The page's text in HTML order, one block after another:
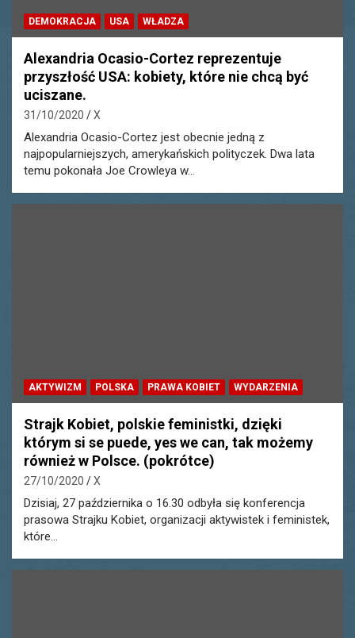
DEMOKRACJA USA WŁADZA
Alexandria Ocasio-Cortez reprezentuje
przyszłość USA: kobiety, które nie chcą być
uciszane.
31/10/2020 X
Alexandria Ocasio-Cortez jest obecnie jedną z
najpopularniejszych, amerykańskich polityczek. Dwa lata
temu pokonała Joe Crowleya w…
AKTYWIZM POLSKA PRAWA KOBIET WYDARZENIA
Strajk Kobiet, polskie feministki, dzięki
którym si se puede, yes we can, tak możemy
również w Polsce. (pokrótce)
27/10/2020 X
Dzisiaj, 27 października o 16.30 odbyła się konferencja
prasowa Strajku Kobiet, organizacji aktywistek i feministek,
które…